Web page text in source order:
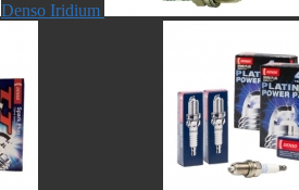
Denso Iridium